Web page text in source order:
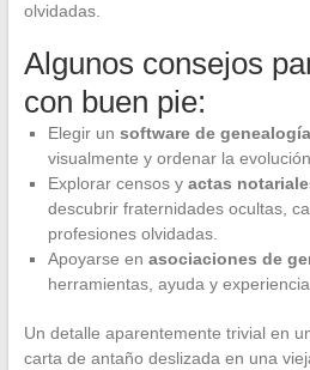
olvidadas.
Algunos consejos
con buen pie:
Elegir un software de genealogía
visualmente y ordenar la
Explorar censos y actas
descubrir fraternidades ocultas,
profesiones olvidadas.
Apoyarse en asociaciones de
herramientas, ayuda y
Un detalle aparentemente trivial en
carta de antaño deslizada en una